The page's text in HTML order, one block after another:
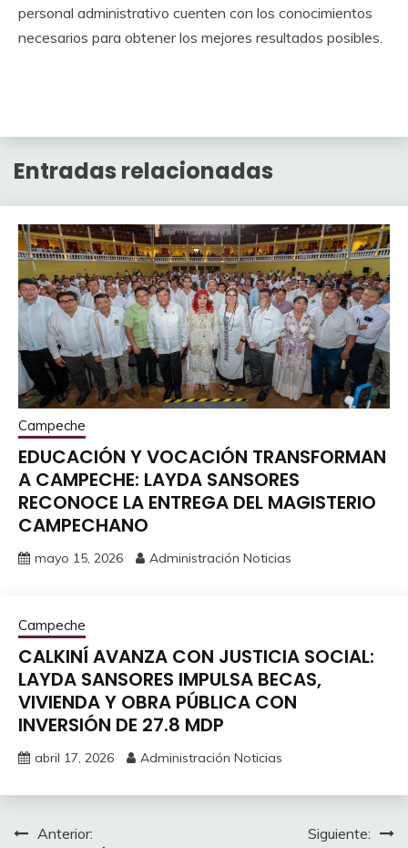
personal administrativo cuenten con los conocimientos
necesarios para obtener los mejores resultados posibles.
Entradas relacionadas
Campeche
EDUCACIÓN Y VOCACIÓN TRANSFORMAN
A CAMPECHE: LAYDA SANSORES
RECONOCE LA ENTREGA DEL MAGISTERIO
CAMPECHANO
mayo 15, 2026 Administración Noticias
Campeche
CALKINÍ AVANZA CON JUSTICIA SOCIAL:
LAYDA SANSORES IMPULSA BECAS,
VIVIENDA Y OBRA PÚBLICA CON
INVERSIÓN DE 27.8 MDP
abril 17, 2026 Administración Noticias
Navegación
Anterior:
Siguiente: